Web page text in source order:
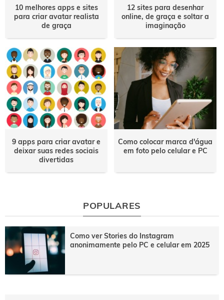
10 melhores apps e sites
para criar avatar realista
de graça
12 sites para desenhar
online, de graça e soltar a
imaginação
9 apps para criar avatar e
deixar suas redes sociais
divertidas
Como colocar marca d'água
em foto pelo celular e PC
POPULARES
Como ver Stories do Instagram
anonimamente pelo PC e celular em 2025